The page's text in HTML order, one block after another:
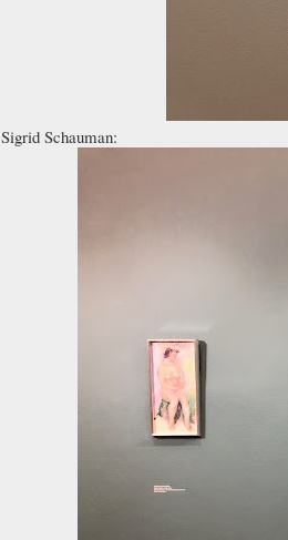
Sigrid Schauman: